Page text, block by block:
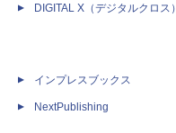
DIGITAL X（デジタルクロス）
インプレスブックス
NextPublishing